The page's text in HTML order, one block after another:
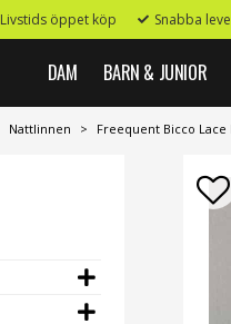
Livstids öppet köp Snabba
DAM BARN & JUNIOR
Nattlinnen > Freequent Bicco Lace